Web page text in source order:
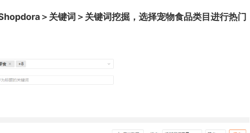
＞关键词＞关键词挖掘，选择宠物食品类目进行热门